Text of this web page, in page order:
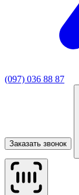
(097) 036 88 87
Заказать звонок